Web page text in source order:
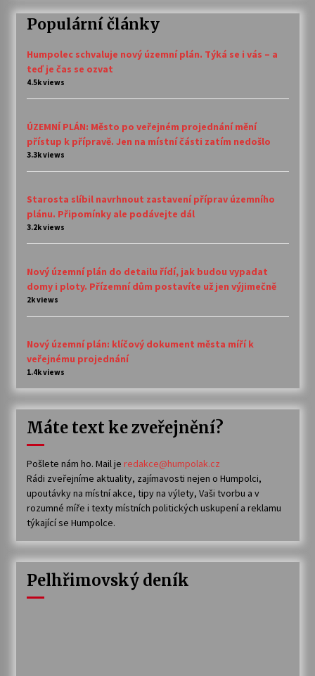
Populární články
Humpolec schvaluje nový územní plán. Týká se i vás – a
teď je čas se ozvat
4.5k views
ÚZEMNÍ PLÁN: Město po veřejném projednání mění
přístup k přípravě. Jen na místní části zatím nedošlo
3.3k views
Starosta slíbil navrhnout zastavení příprav územního
plánu. Připomínky ale podávejte dál
3.2k views
Nový územní plán do detailu řídí, jak budou vypadat
domy i ploty. Přízemní dům postavíte už jen výjimečně
2k views
Nový územní plán: klíčový dokument města míří k
veřejnému projednání
1.4k views
Máte text ke zveřejnění?
Pošlete nám ho. Mail je redakce@humpolak.cz
Rádi zveřejníme aktuality, zajímavosti nejen o Humpolci,
upoutávky na místní akce, tipy na výlety, Vaši tvorbu a v
rozumné míře i texty místních politických uskupení a reklamu
týkající se Humpolce.
Pelhřimovský deník